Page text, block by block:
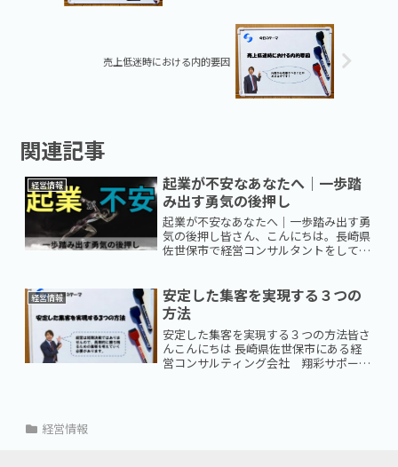
売上低迷時における内的要因
関連記事
経営情報
起業が不安なあなたへ｜一歩踏
み出す勇気の後押し
起業が不安なあなたへ｜一歩踏み出す勇
気の後押し皆さん、こんにちは。長崎県
佐世保市で経営コンサルタントをしてお
て踏み出せない…」そんな風に感じてい
ませんか？起業とは自由で...
経営情報
安定した集客を実現する３つの
方法
安定した集客を実現する３つの方法皆さ
んこんにちは 長崎県佐世保市にある経
営コンサルティング会社 翔彩サポート
経営情報